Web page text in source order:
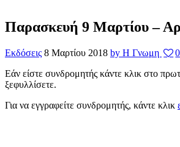
Παρασκευή 9 Μαρτίου –
Εκδόσεις 8 Μαρτίου 2018 by Η Γνωμη 0
Εάν είστε συνδρομητής κάντε κλικ στο
ξεφυλλίσετε.
Για να εγγραφείτε συνδρομητής, κάντε κλικ